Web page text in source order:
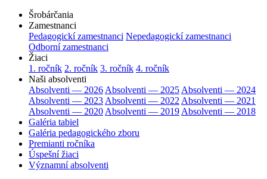
Šrobárčania
Zamestnanci
Pedagogickí zamestnanci Nepedagogickí zamestnanci
Odborní zamestnanci
Žiaci
1. ročník 2. ročník 3. ročník 4. ročník
Naši absolventi
Absolventi — 2026 Absolventi — 2025 Absolventi — 2024
Absolventi — 2023 Absolventi — 2022 Absolventi — 2021
Absolventi — 2020 Absolventi — 2019 Absolventi — 2018
Galéria tabiel
Galéria pedagogického zboru
Premianti ročníka
Úspešní žiaci
Významní absolventi